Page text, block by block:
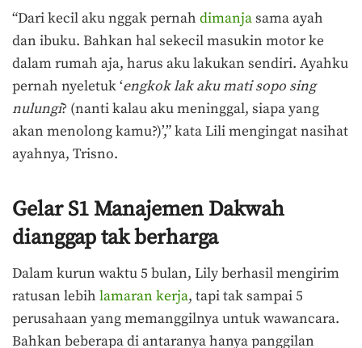
“Dari kecil aku nggak pernah dimanjasama ayah
dan ibuku. Bahkan hal sekecil masukin motor ke
dalam rumah aja, harus aku lakukan sendiri. Ayahku
pernah nyeletuk ‘engkok lak aku mati sopo sing
nulungi? (nanti kalau aku meninggal, siapa yang
akan menolong kamu?)’,” kata Lili mengingat nasihat
ayahnya, Trisno.
Gelar S1 Manajemen Dakwah
dianggap tak berharga
Dalam kurun waktu 5 bulan, Lily berhasil mengirim
ratusan lebih lamaran kerja, tapi tak sampai 5
perusahaan yang memanggilnya untuk wawancara.
Bahkan beberapa di antaranya hanya panggilan